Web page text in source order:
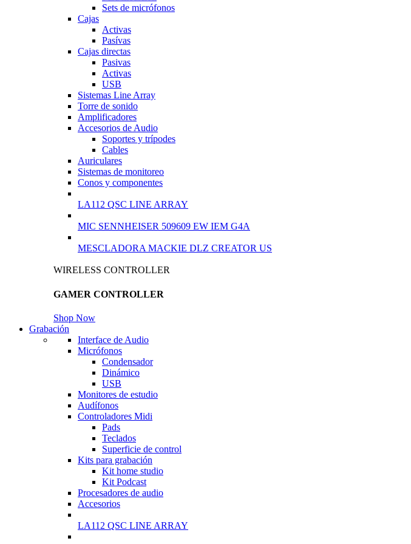
Sets de micrófonos
Cajas
Activas
Pasívas
Cajas directas
Pasivas
Activas
USB
Sistemas Line Array
Torre de sonido
Amplificadores
Accesorios de Audio
Soportes y trípodes
Cables
Auriculares
Sistemas de monitoreo
Conos y componentes
LA112 QSC LINE ARRAY
MIC SENNHEISER 509609 EW IEM G4A
MESCLADORA MACKIE DLZ CREATOR US
WIRELESS CONTROLLER
GAMER CONTROLLER
Shop Now
Grabación
Interface de Audio
Micrófonos
Condensador
Dinámico
USB
Monitores de estudio
Audífonos
Controladores Midi
Pads
Teclados
Superficie de control
Kits para grabación
Kit home studio
Kit Podcast
Procesadores de audio
Accesorios
LA112 QSC LINE ARRAY